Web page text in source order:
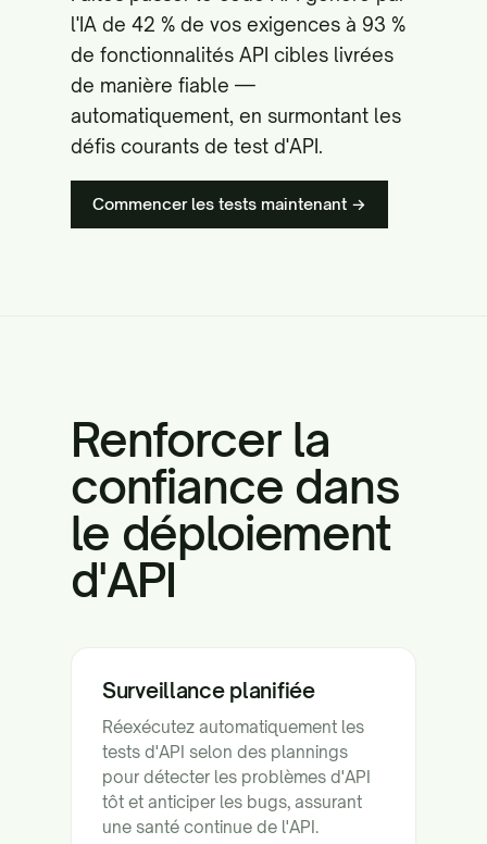
l'IA de 42 % de vos exigences à 93 %
de fonctionnalités API cibles livrées
de manière fiable —
automatiquement, en surmontant les
défis courants de test d'API.
Commencer les tests maintenant →
Renforcer la
confiance dans
le déploiement
d'API
Surveillance planifiée
Réexécutez automatiquement les
tests d'API selon des plannings
pour détecter les problèmes d'API
tôt et anticiper les bugs, assurant
une santé continue de l'API.